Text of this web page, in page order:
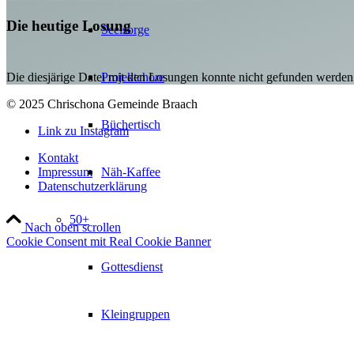
Seelsorge
Projektchöre
Büchertisch
Näh-Kaffee
50+
Gottesdienst
Kleingruppen
Die heutige Losung
Die diesjärige Datei mit den Losungen konnte nicht gefunden
© 2025 Chrischona Gemeinde Braach
Link zu Instagram
Kontakt
Impressum
Datenschutzerklärung
Nach oben scrollen
Cookie Consent mit Real Cookie Banner